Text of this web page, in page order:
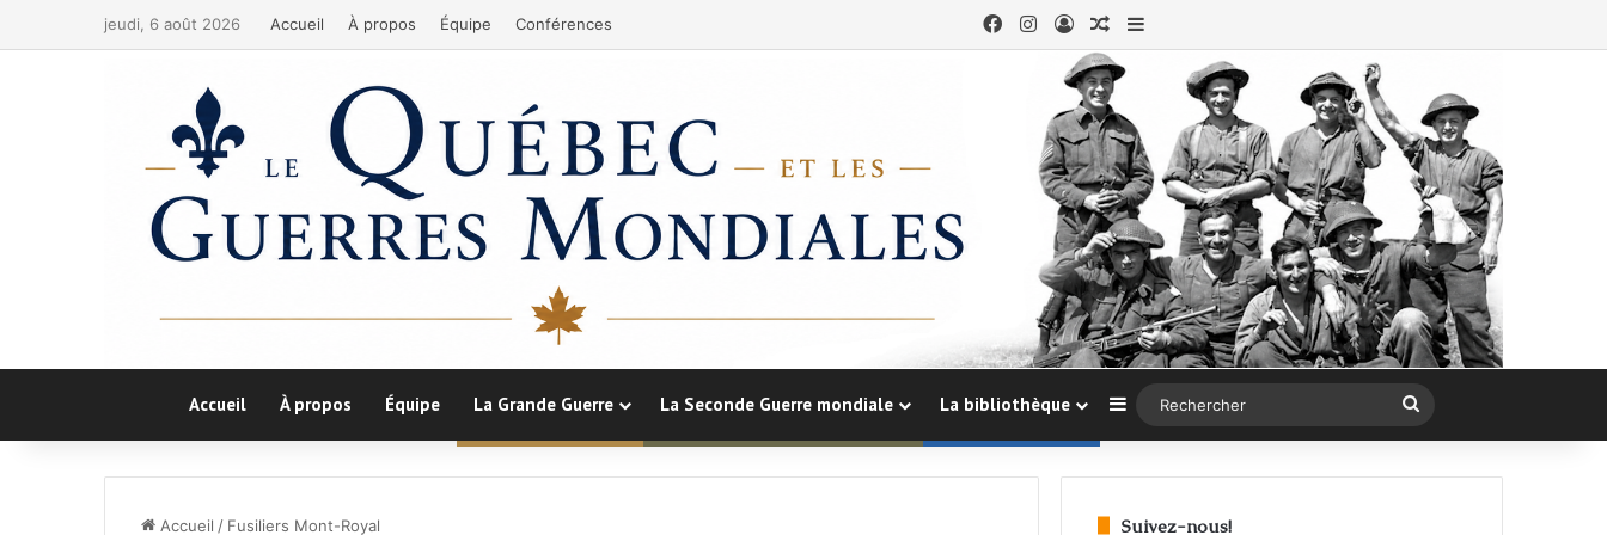
jeudi, 6 août 2026 Accueil À propos Équipe Conférences Facebook
InstagramConnexion
Article au hasard
Sidebar (barre latérale)
Accueil À propos Équipe La Grande Guerre La Seconde Guerre mondiale La bibliothèque Sidebar (barre latérale)
Accueil / Fusiliers Mont-Royal Suivez-nous!